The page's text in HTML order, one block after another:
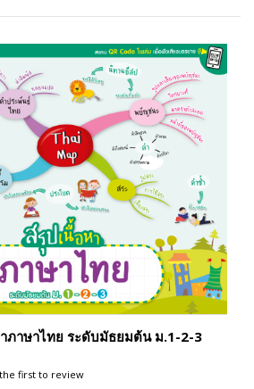
ภาษาไทย ระดับมัธยมต้น ม.1-2-3
first to review